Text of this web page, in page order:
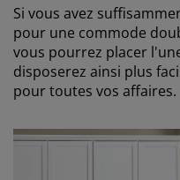
Si vous avez
pour une commode
vous pourrez placer
disposerez ainsi plus
pour toutes vos affaires.